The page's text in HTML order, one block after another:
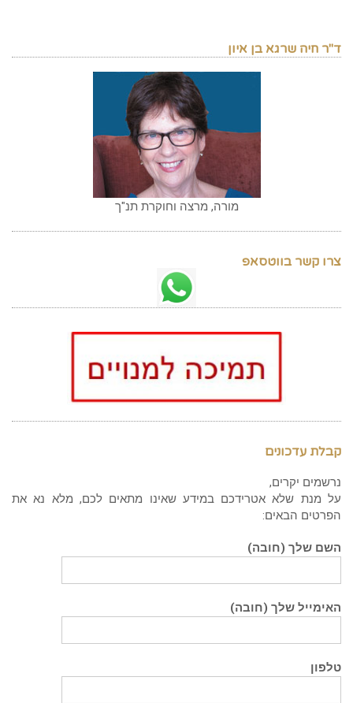
ד"ר חיה שרגא בן איון
מורה, מרצה וחוקרת תנ"ך
צרו קשר בווטסאפ
קבלת עדכונים
נרשמים יקרים,
על מנת שלא אטרידכם במידע שאינו מתאים לכם, מלא נא את
הפרטים הבאים:
השם שלך (חובה)
האימייל שלך (חובה)
טלפון